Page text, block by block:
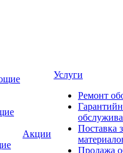
Акции
Услуги
Ремонт
Поставка
Продажа